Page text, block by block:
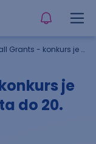
BOLD Small Grants - konkurs je otvoren od 20. marta do 20. aprila
je
do 20.